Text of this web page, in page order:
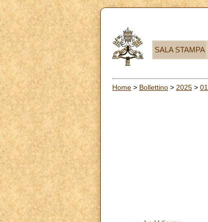
SALA STAMPA
Home > Bollettino > 2025 > 01